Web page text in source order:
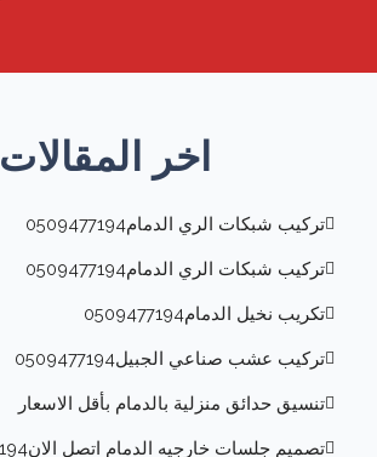
اخر المقالات
تركيب شبكات الري الدمام0509477194
تركيب شبكات الري الدمام0509477194
تكريب نخيل الدمام0509477194
تركيب عشب صناعي الجبيل0509477194
تنسيق حدائق منزلية بالدمام بأقل الاسعار
تصميم جلسات خارجيه الدمام اتصل الان0509477194